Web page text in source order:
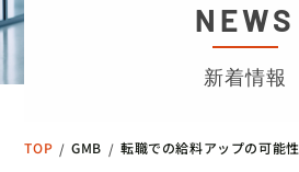
NEWS
新着情報
TOP / GMB / 転職での給料アップの可能性